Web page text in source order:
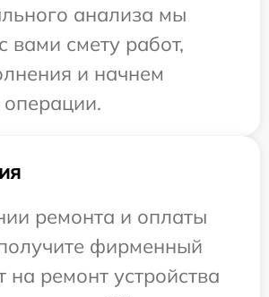
анализа мы
вами смету работ,
и начнем
ремонта и оплаты
фирменный
на ремонт устройства